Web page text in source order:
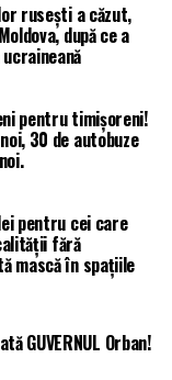
rusești a căzut,
după ce a
pentru timișoreni!
30 de autobuze
pentru cei care
fără
mască în spațiile
GUVERNUL Orban!